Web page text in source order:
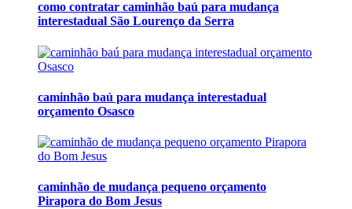
como contratar caminhão baú para mudança
interestadual São Lourenço da Serra
caminhão baú para mudança interestadual
orçamento Osasco
caminhão de mudança pequeno orçamento
Pirapora do Bom Jesus